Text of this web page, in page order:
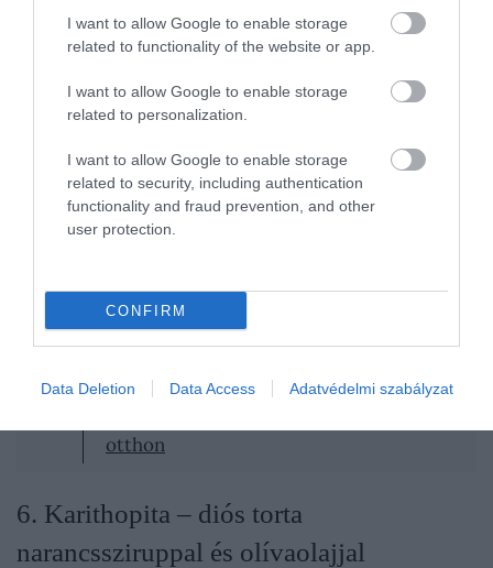
I want to allow Google to enable storage
related to functionality of the website or app.
I want to allow Google to enable storage
related to personalization.
I want to allow Google to enable storage
related to security, including authentication
functionality and fraud prevention, and other
user protection.
CONFIRM
Data Deletion Data Access Adatvédelmi szabályzat
vaníliakrém vagy tejszínes puding. A modern
változat egy gyümölcsösebb irányt képvisel: a
tetején pedig mézzel ízesített tejszínhab terül el.
Erre az 5 fűszerre lesz szükséged, ha
otthon
6. Karithopita – diós torta
narancssziruppal és olívaolajjal